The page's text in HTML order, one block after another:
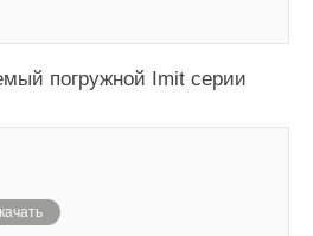
погружной Imit серии